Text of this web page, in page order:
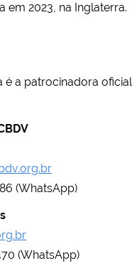
em 2023, na Inglaterra.
é a patrocinadora
(WhatsApp)
(WhatsApp)